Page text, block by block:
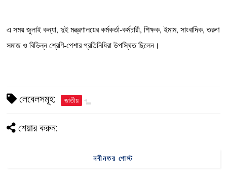
‎এ সময় জুলাই কন্যা, দুই মন্ত্রণালয়ের কর্মকর্তা-কর্মচারী, শিক্ষক, ইমাম, সাংবাদিক, তরুণ
সমাজ ও বিভিন্ন শ্রেণি-পেশার প্রতিনিধিরা উপস্থিত ছিলেন।
লেবেলসমূহ: জাতীয়
শেয়ার করুন:
নবীনতর পোস্ট